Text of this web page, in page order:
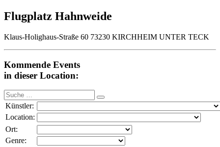
Flugplatz Hahnweide
Klaus-Holighaus-Straße 60 73230 KIRCHHEIM UNTER TECK
Kommende Events
in dieser Location:
Suche
nach:
Künstler:
Location:
Ort:
Genre: